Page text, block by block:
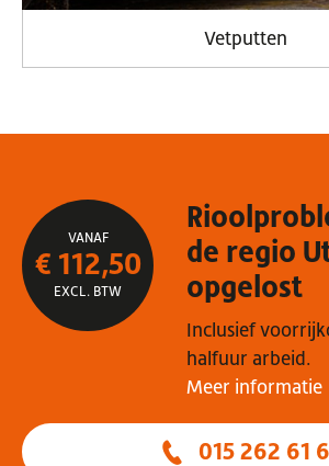
Vetputten
VANAF
€ 112,50
EXCL. BTW
de regio
opgelost
Inclusief
halfuur arbeid.
Meer informatie
015 262 61